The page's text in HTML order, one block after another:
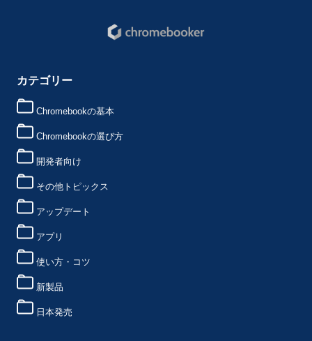
カテゴリー
Chromebookの基本
Chromebookの選び方
開発者向け
その他トピックス
アップデート
アプリ
使い方・コツ
新製品
日本発売